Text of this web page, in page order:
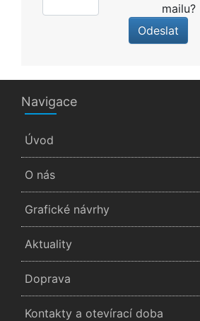
mailu?
Odeslat
Navigace
Úvod
O nás
Grafické návrhy
Aktuality
Doprava
Kontakty a otevírací doba